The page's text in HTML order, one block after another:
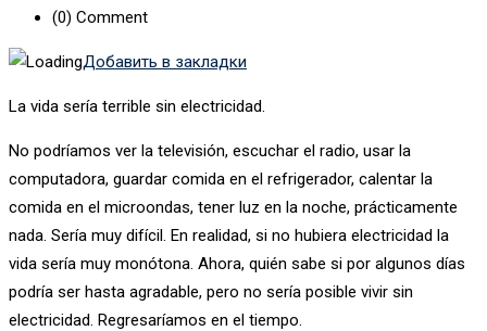
(0) Comment
Добавить в закладки
La vida sería terrible sin electricidad.
No podríamos ver la televisión, escuchar el radio, usar la
computadora, guardar comida en el refrigerador, calentar la
comida en el microondas, tener luz en la noche, prácticamente
nada. Sería muy difícil. En realidad, si no hubiera electricidad la
vida sería muy monótona. Ahora, quién sabe si por algunos días
podría ser hasta agradable, pero no sería posible vivir sin
electricidad. Regresaríamos en el tiempo.